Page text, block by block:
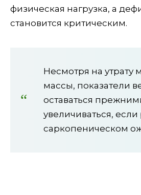
физическая нагрузка, а
становится критическим.
Несмотря на
массы, показатели
оставаться
увеличиваться, если
саркопеническом